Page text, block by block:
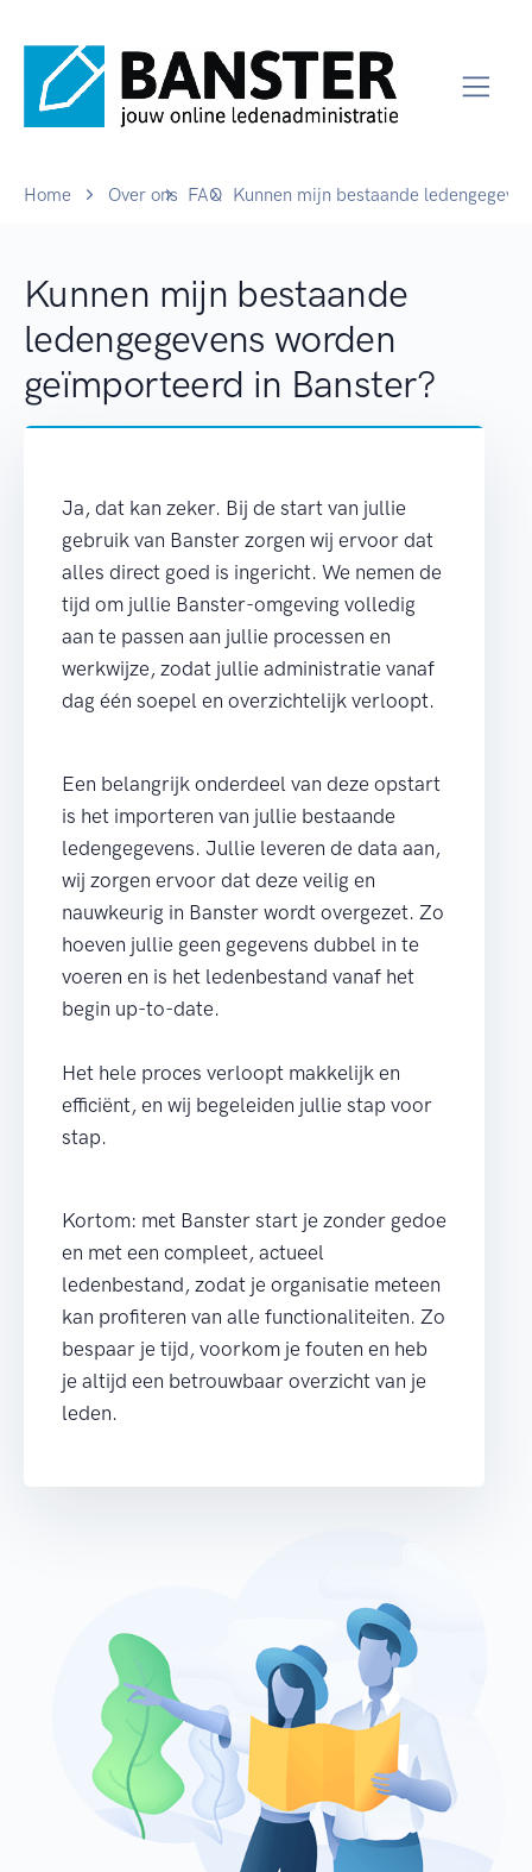
Home Over ons FAQ Kunnen mijn bestaande
Kunnen mijn bestaande
ledengegevens worden
geïmporteerd in Banster?
Ja, dat kan zeker. Bij de start van jullie
gebruik van Banster zorgen wij ervoor dat
alles direct goed is ingericht. We nemen de
tijd om jullie Banster-omgeving volledig
aan te passen aan jullie processen en
werkwijze, zodat jullie administratie vanaf
dag één soepel en overzichtelijk verloopt.
Een belangrijk onderdeel van deze opstart
is het importeren van jullie bestaande
ledengegevens. Jullie leveren de data aan,
wij zorgen ervoor dat deze veilig en
nauwkeurig in Banster wordt overgezet. Zo
hoeven jullie geen gegevens dubbel in te
voeren en is het ledenbestand vanaf het
begin up-to-date.
Het hele proces verloopt makkelijk en
efficiënt, en wij begeleiden jullie stap voor
stap.
Kortom: met Banster start je zonder gedoe
en met een compleet, actueel
ledenbestand, zodat je organisatie meteen
kan profiteren van alle functionaliteiten. Zo
bespaar je tijd, voorkom je fouten en heb
je altijd een betrouwbaar overzicht van je
leden.